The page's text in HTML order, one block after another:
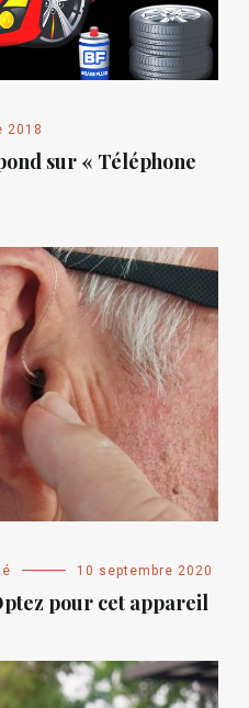
2018
sur « Téléphone
10 septembre 2020
pour cet appareil